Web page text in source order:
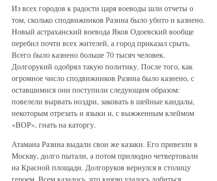
Из всех городов к радости царя воеводы шли отчеты о
том, сколько сподвижников Разина было убито и казнено.
Новый астраханский воевода Яков Одоевский вообще
перебил почти всех жителей, а город приказал срыть.
Всего было казнено больше 70 тысяч человек.
Долгорукий одобрял такую политику. После того, как
огромное число сподвижников Разина было казнено, с
оставшимися они поступили следующим образом:
повелели вырвать ноздри, заковать в шейные кандалы,
некоторым отрезать и языки и, с выжженным клеймом
«ВОР», гнать на каторгу.
Атамана Разина выдали свои же казаки. Его привезли в
Москву, долго пытали, а потом прилюдно четвертовали
на Красной площади. Долгоруков вернулся в столицу
героем. Всем казалось, что князю удалось добиться